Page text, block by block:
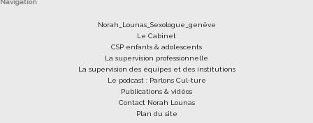
Norah_Lounas_Sexologue_genêve
Le Cabinet
CSP enfants & adolescents
La supervision professionnelle
La supervision des équipes et des institutions
Le podcast : Parlons Cul-ture
Publications & vidéos
Contact Norah Lounas
Plan du site